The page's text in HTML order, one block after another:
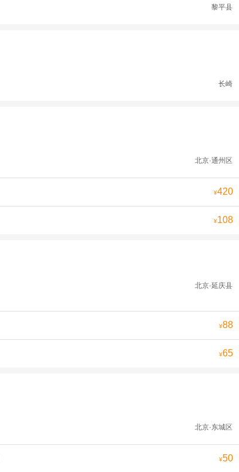
黎平县
长崎
北京·通州区
¥420
¥108
北京·延庆县
¥88
¥65
北京·东城区
¥50